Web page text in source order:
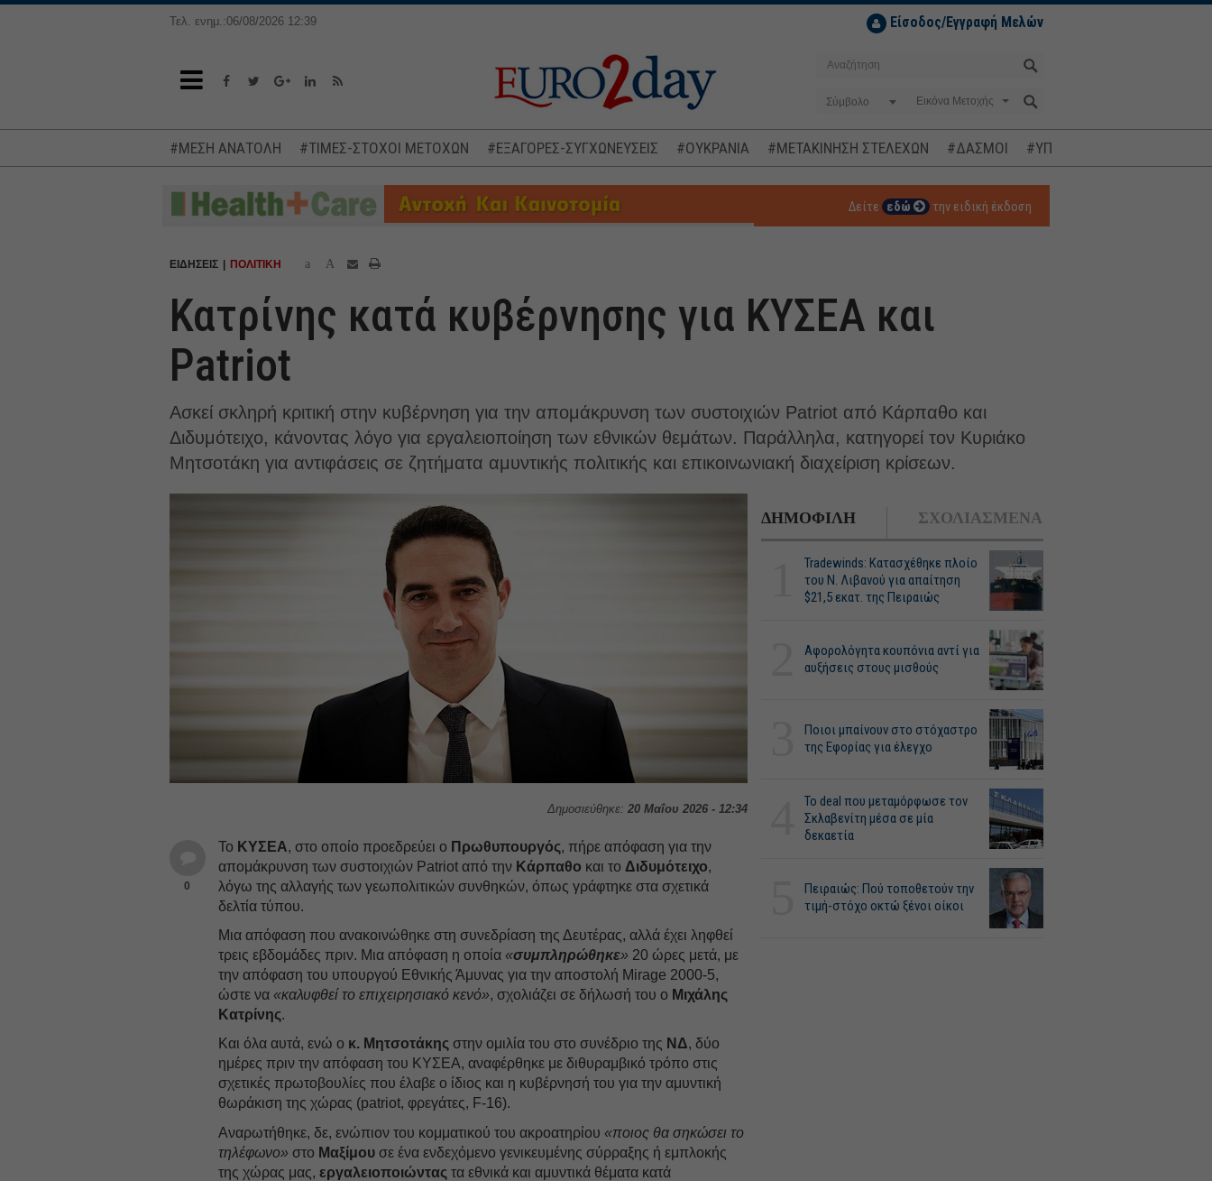
Τελ. ενημ.:06/08/2026 12:39 Είσοδος/Εγγραφή Μελών
Σύμβολο
#ΜΕΣΗ ΑΝΑΤΟΛΗ #ΤΙΜΕΣ-ΣΤΟΧΟΙ ΜΕΤΟΧΩΝ #ΕΞΑΓΟΡΕΣ-ΣΥΓΧΩΝΕΥΣΕΙΣ #ΟΥΚΡΑΝΙΑ #ΜΕΤΑΚΙΝΗΣΗ ΣΤΕΛΕΧΩΝ #ΔΑΣΜΟΙ #ΥΠΟΚΛΟΠΕΣ
Δείτε εδώ την ειδική έκδοση
ΕΙΔΗΣΕΙΣ ΠΟΛΙΤΙΚΗ a A
Κατρίνης κατά κυβέρνησης για ΚΥΣΕΑ και
Patriot
Ασκεί σκληρή κριτική στην κυβέρνηση για την απομάκρυνση των συστοιχιών Patriot από Κάρπαθο και
Διδυμότειχο, κάνοντας λόγο για εργαλειοποίηση των εθνικών θεμάτων. Παράλληλα, κατηγορεί τον Κυριάκο
Μητσοτάκη για αντιφάσεις σε ζητήματα αμυντικής πολιτικής και επικοινωνιακή διαχείριση κρίσεων.
Δημοσιεύθηκε: 20 Μαΐου 2026 - 12:34
0
Το ΚΥΣΕΑ, στο οποίο προεδρεύει ο Πρωθυπουργός, πήρε απόφαση για την
απομάκρυνση των συστοιχιών Patriot από την Κάρπαθο και τοΔιδυμότειχο,
λόγω της αλλαγής των γεωπολιτικών συνθηκών, όπως γράφτηκε στα σχετικά
δελτία τύπου.
Μια απόφαση που ανακοινώθηκε στη συνεδρίαση της Δευτέρας, αλλά έχει ληφθεί
τρεις εβδομάδες πριν. Μια απόφαση η οποία«συμπληρώθηκε» 20 ώρες μετά, με
την απόφαση του υπουργού Εθνικής Άμυνας για την αποστολή Mirage 2000-5,
ώστε να«καλυφθεί το επιχειρησιακό κενό», σχολιάζει σε δήλωσή του ο Μιχάλης
Κατρίνης.
Και όλα αυτά, ενώ ο κ. Μητσοτάκης στην ομιλία του στο συνέδριο της ΝΔ, δύο
ημέρες πριν την απόφαση του ΚΥΣΕΑ, αναφέρθηκε με διθυραμβικό τρόπο στις
σχετικές πρωτοβουλίες που έλαβε ο ίδιος και η κυβέρνησή του για την αμυντική
θωράκιση της χώρας (patriot, φρεγάτες, F-16).
Αναρωτήθηκε, δε, ενώπιον του κομματικού του ακροατηρίου«ποιος θα σηκώσει το
τηλέφωνο» στο Μαξίμου σε ένα ενδεχόμενο γενικευμένης σύρραξης ή εμπλοκής
της χώρας μας,εργαλειοποιώντας τα εθνικά και αμυντικά θέματα κατά
ΔΗΜΟΦΙΛΗ ΣΧΟΛΙΑΣΜΕΝΑ
Tradewinds: Κατασχέθηκε πλοίο
του Ν. Λιβανού για απαίτηση
$21,5 εκατ. της Πειραιώς
Αφορολόγητα κουπόνια αντί για
αυξήσεις στους μισθούς
Ποιοι μπαίνουν στο στόχαστρο
της Εφορίας για έλεγχο
Το deal που μεταμόρφωσε τον
Σκλαβενίτη μέσα σε μία
δεκαετία
Πειραιώς: Πού τοποθετούν την
τιμή-στόχο οκτώ ξένοι οίκοι